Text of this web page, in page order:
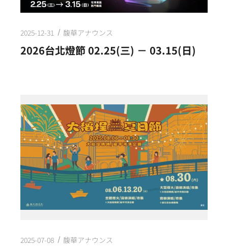
2025-12-31 馥華アナウンス
2026台北燈節 02.25(三) － 03.15(日)
2025-07-08 馥華アナウンス